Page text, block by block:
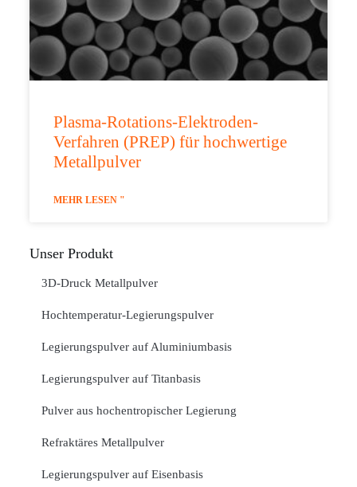
Plasma-Rotations-Elektroden-
Verfahren (PREP) für hochwertige
Metallpulver
MEHR LESEN "
Unser Produkt
3D-Druck Metallpulver
Hochtemperatur-Legierungspulver
Legierungspulver auf Aluminiumbasis
Legierungspulver auf Titanbasis
Pulver aus hochentropischer Legierung
Refraktäres Metallpulver
Legierungspulver auf Eisenbasis